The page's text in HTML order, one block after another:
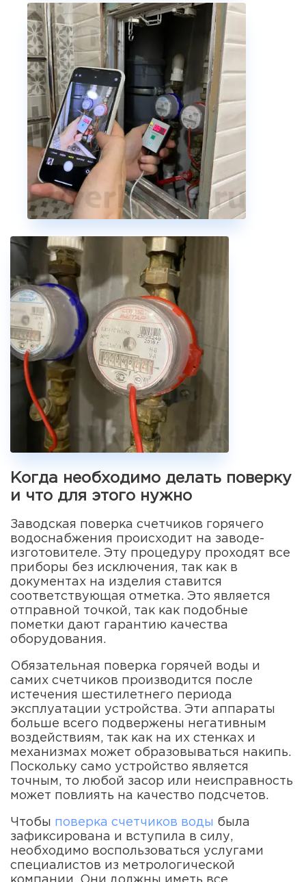
Когда необходимо делать поверку
и что для этого нужно
Заводская поверка счетчиков горячего
водоснабжения происходит на заводе-
изготовителе. Эту процедуру проходят все
приборы без исключения, так как в
документах на изделия ставится
соответствующая отметка. Это является
отправной точкой, так как подобные
пометки дают гарантию качества
оборудования.
Обязательная поверка горячей воды и
самих счетчиков производится после
истечения шестилетнего периода
эксплуатации устройства. Эти аппараты
больше всего подвержены негативным
воздействиям, так как на их стенках и
механизмах может образовываться накипь.
Поскольку само устройство является
точным, то любой засор или неисправность
может повлиять на качество подсчетов.
Чтобы поверка счетчиков воды была
зафиксирована и вступила в силу,
необходимо воспользоваться услугами
специалистов из метрологической